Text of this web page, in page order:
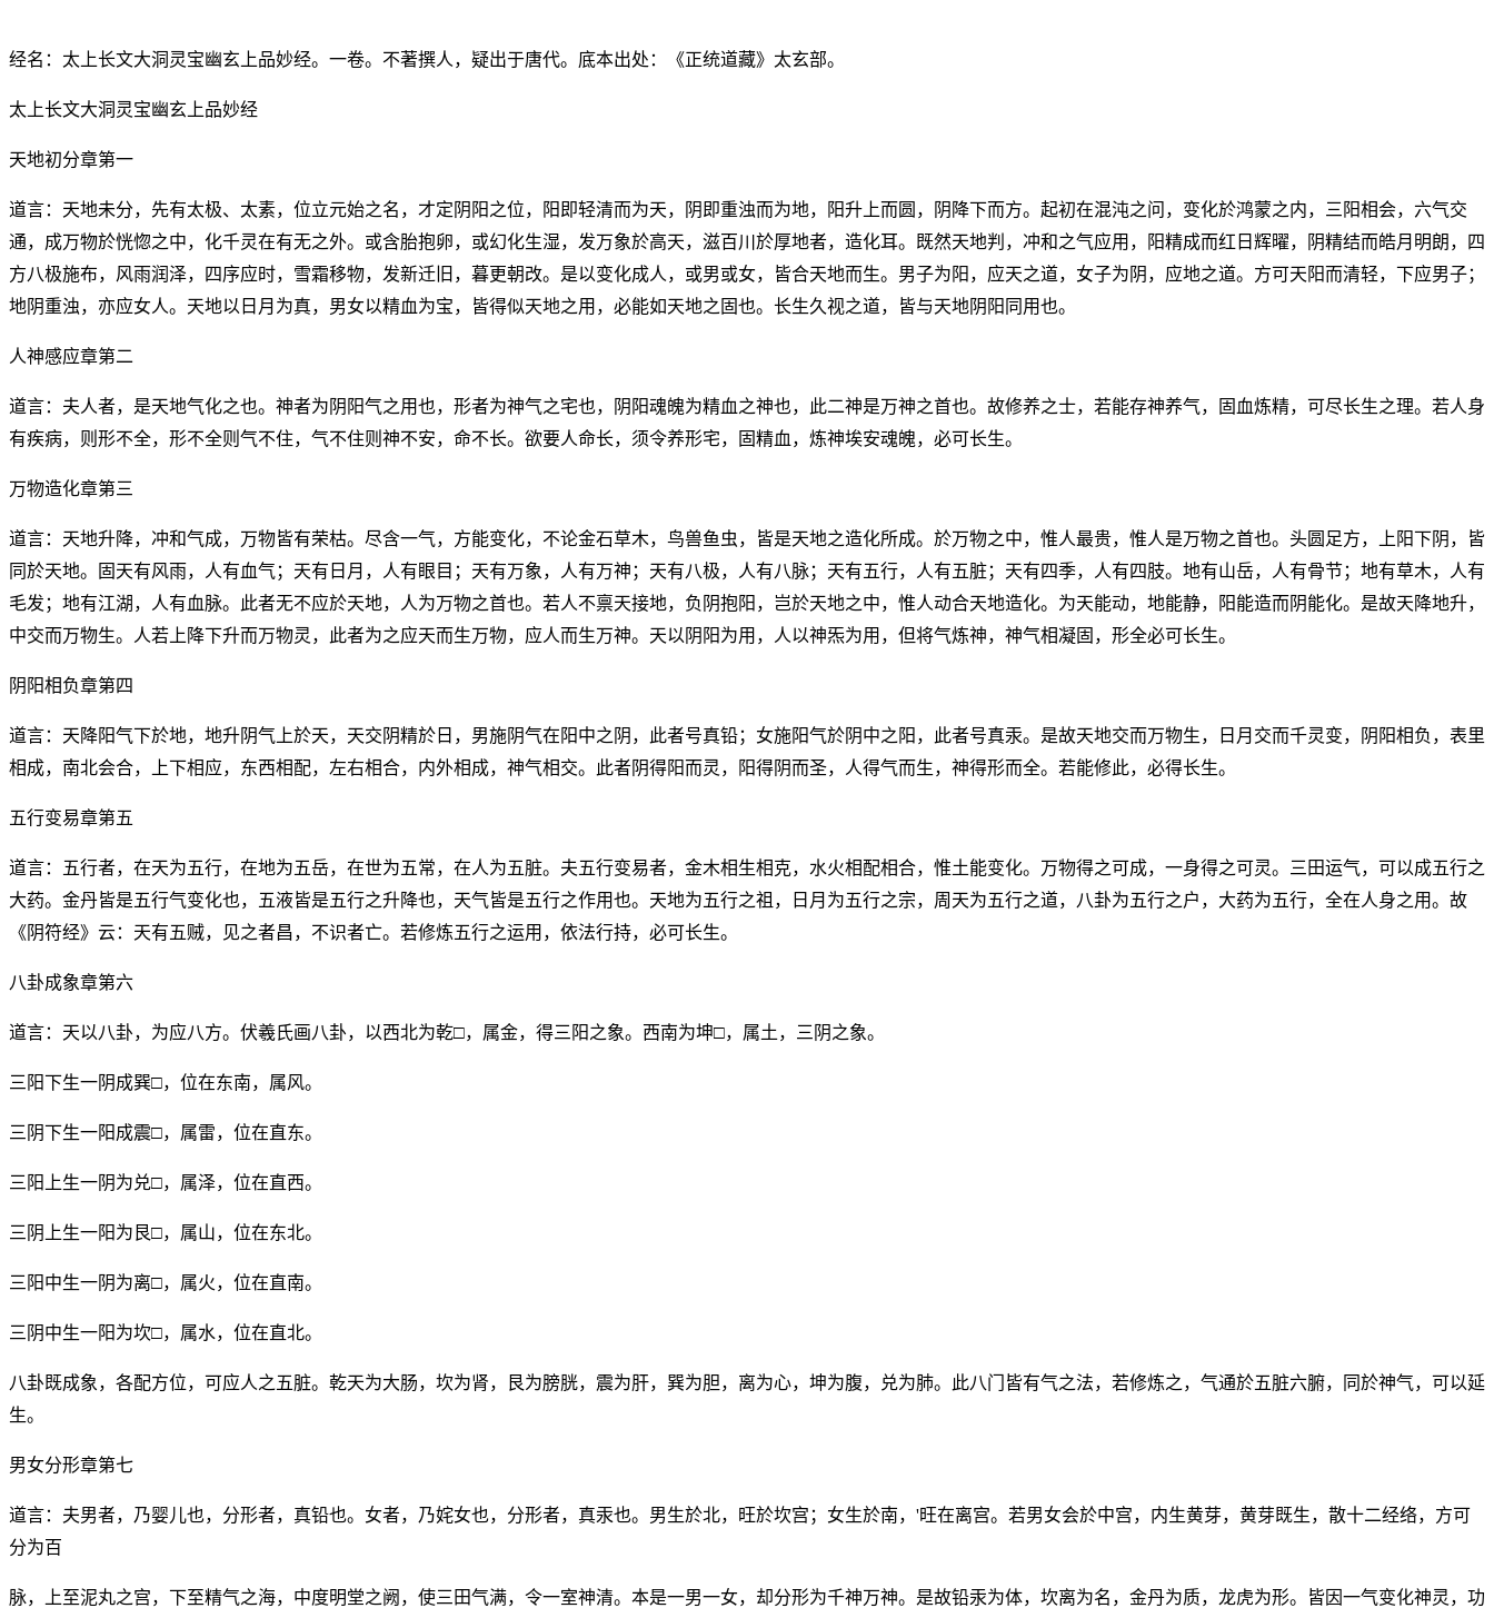
经名：太上长文大洞灵宝幽玄上品妙经。一卷。不著撰人，疑出于唐代。底本出处：《正统道藏》太玄部。
太上长文大洞灵宝幽玄上品妙经
天地初分章第一
道言：天地未分，先有太极、太素，位立元始之名，才定阴阳之位，阳即轻清而为天，阴即重浊而为地，阳升上而圆，阴降下而方。起初在混沌之问，变化於鸿蒙之内，三阳相会，六气交
通，成万物於恍惚之中，化千灵在有无之外。或含胎抱卵，或幻化生湿，发万象於高天，滋百川於厚地者，造化耳。既然天地判，冲和之气应用，阳精成而红日辉曜，阴精结而皓月明朗，四
方八极施布，风雨润泽，四序应时，雪霜移物，发新迁旧，暮更朝改。是以变化成人，或男或女，皆合天地而生。男子为阳，应天之道，女子为阴，应地之道。方可天阳而清轻，下应男子；
地阴重浊，亦应女人。天地以日月为真，男女以精血为宝，皆得似天地之用，必能如天地之固也。长生久视之道，皆与天地阴阳同用也。
人神感应章第二
道言：夫人者，是天地气化之也。神者为阴阳气之用也，形者为神气之宅也，阴阳魂魄为精血之神也，此二神是万神之首也。故修养之士，若能存神养气，固血炼精，可尽长生之理。若人身
有疾病，则形不全，形不全则气不住，气不住则神不安，命不长。欲要人命长，须令养形宅，固精血，炼神埃安魂魄，必可长生。
万物造化章第三
道言：天地升降，冲和气成，万物皆有荣枯。尽含一气，方能变化，不论金石草木，鸟兽鱼虫，皆是天地之造化所成。於万物之中，惟人最贵，惟人是万物之首也。头圆足方，上阳下阴，皆
同於天地。固天有风雨，人有血气；天有日月，人有眼目；天有万象，人有万神；天有八极，人有八脉；天有五行，人有五脏；天有四季，人有四肢。地有山岳，人有骨节；地有草木，人有
毛发；地有江湖，人有血脉。此者无不应於天地，人为万物之首也。若人不禀天接地，负阴抱阳，岂於天地之中，惟人动合天地造化。为天能动，地能静，阳能造而阴能化。是故天降地升，
中交而万物生。人若上降下升而万物灵，此者为之应天而生万物，应人而生万神。天以阴阳为用，人以神炁为用，但将气炼神，神气相凝固，形全必可长生。
阴阳相负章第四
道言：天降阳气下於地，地升阴气上於天，天交阴精於日，男施阴气在阳中之阴，此者号真铅；女施阳气於阴中之阳，此者号真汞。是故天地交而万物生，日月交而千灵变，阴阳相负，表里
相成，南北会合，上下相应，东西相配，左右相合，内外相成，神气相交。此者阴得阳而灵，阳得阴而圣，人得气而生，神得形而全。若能修此，必得长生。
五行变易章第五
道言：五行者，在天为五行，在地为五岳，在世为五常，在人为五脏。夫五行变易者，金木相生相克，水火相配相合，惟土能变化。万物得之可成，一身得之可灵。三田运气，可以成五行之
大药。金丹皆是五行气变化也，五液皆是五行之升降也，天气皆是五行之作用也。天地为五行之祖，日月为五行之宗，周天为五行之道，八卦为五行之户，大药为五行，全在人身之用。故
《阴符经》云：天有五贼，见之者昌，不识者亡。若修炼五行之运用，依法行持，必可长生。
八卦成象章第六
道言：天以八卦，为应八方。伏羲氏画八卦，以西北为乾□，属金，得三阳之象。西南为坤□，属土，三阴之象。
三阳下生一阴成巽□，位在东南，属风。
三阴下生一阳成震□，属雷，位在直东。
三阳上生一阴为兑□，属泽，位在直西。
三阴上生一阳为艮□，属山，位在东北。
三阳中生一阴为离□，属火，位在直南。
三阴中生一阳为坎□，属水，位在直北。
八卦既成象，各配方位，可应人之五脏。乾天为大肠，坎为肾，艮为膀胱，震为肝，巽为胆，离为心，坤为腹，兑为肺。此八门皆有气之法，若修炼之，气通於五脏六腑，同於神气，可以延
生。
男女分形章第七
道言：夫男者，乃婴儿也，分形者，真铅也。女者，乃姹女也，分形者，真汞也。男生於北，旺於坎宫；女生於南，'旺在离宫。若男女会於中宫，内生黄芽，黄芽既生，散十二经络，方可
分为百
脉，上至泥丸之宫，下至精气之海，中度明堂之阙，使三田气满，令一室神清。本是一男一女，却分形为千神万神。是故铅汞为体，坎离为名，金丹为质，龙虎为形。皆因一气变化神灵，功